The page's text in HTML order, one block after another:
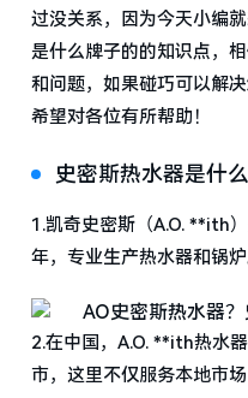
过没关系，因为今天小编
是什么牌子的的知识点，
和问题，如果碰巧可以解
希望对各位有所帮助！
史密斯热水器是什
1.凯奇史密斯（A.O. **ith
年，专业生产热水器和锅炉
2.在中国，A.O. **ith热水
市，这里不仅服务本地市